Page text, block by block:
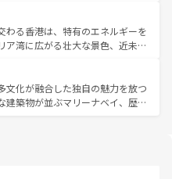
、ベトナムコーヒーなどは、ぜ
の地域を訪れてもあたたかい人々
ので、きっと忘れられない旅にな
部ではチェンマイなどの山岳地
部ではプーケットやクラビの美し
を楽しむことができる。タイ料理
で、どの季節にも異なる楽しみ
すいタイの人々、仏教を中心とし
光資源が、訪れる旅人を魅了し続
わる香港は、特有のエネルギーを
ア湾に広がる壮大な景色、近未来
るはず。観光スポットが密集し
ろを回れるのも魅力。息をのむよ
験まで、香港を存分に楽しみ尽く
文化が融合した独自の魅力を放つ
建築物が並ぶマリーナベイ、歴史